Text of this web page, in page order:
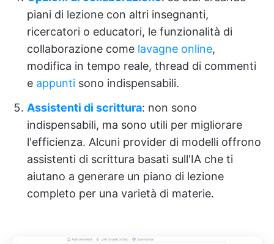
piani di lezione con altri insegnanti,
ricercatori o educatori, le funzionalità di
collaborazione come lavagne online,
modifica in tempo reale, thread di commenti
e appunti sono indispensabili.
Assistenti di scrittura: non sono
indispensabili, ma sono utili per migliorare
l'efficienza. Alcuni provider di modelli offrono
assistenti di scrittura basati sull'IA che ti
aiutano a generare un piano di lezione
completo per una varietà di materie.